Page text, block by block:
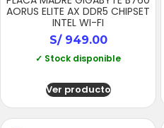
AORUS ELITE AX DDR5 CHIPSET
INTEL WI-FI
S/949.00
✓ Stock disponible
Ver producto